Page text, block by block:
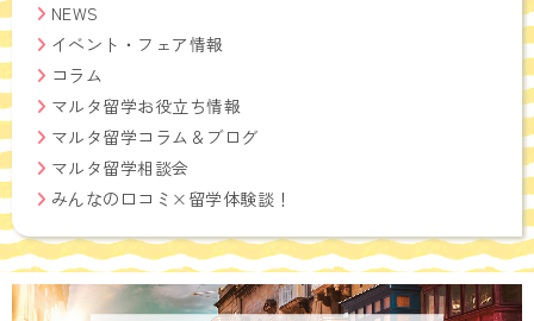
NEWS
イベント・フェア情報
コラム
マルタ留学お役立ち情報
マルタ留学コラム＆ブログ
マルタ留学相談会
みんなの口コミ×留学体験談！